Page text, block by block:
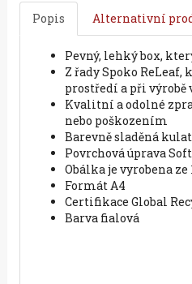
Popis Alternativní
pevný, lehký box,
z řady Spoko ReLeaf, která přistupuje zodpovědně k životnímu
prostředí a při
kvalitní a odolné zpracování chrání obsah uvnitř před nečistotami
nebo poškozením
barevně sladěná
povrchová úprava
obálka je vyrobena
formát A4
certifikace Global
barva fialová